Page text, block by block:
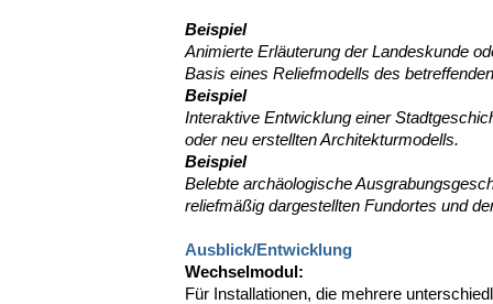
Beispiel
Animierte Erläuterung der Landeskunde
Basis eines Reliefmodells des
Beispiel
Interaktive Entwicklung einer
oder neu erstellten Architekturmodells.
Beispiel
Belebte archäologische
reliefmäßig dargestellten Fundortes und
Ausblick/Entwicklung
Wechselmodul:
Für Installationen, die mehrere